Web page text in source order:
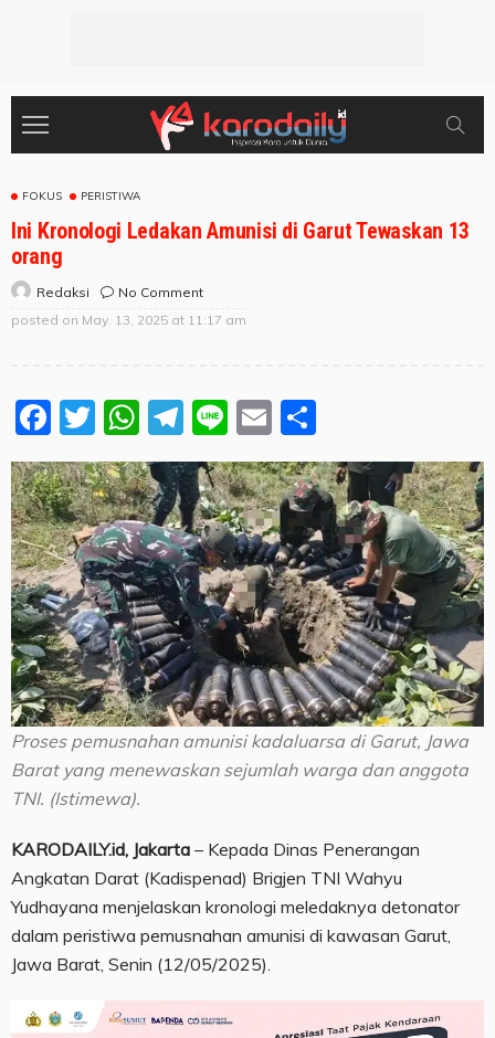
FOKUS PERISTIWA
Ini Kronologi Ledakan Amunisi di Garut Tewaskan 13
orang
Redaksi
No Comment
posted on May. 13, 2025 at 11:17 am
Facebook
Twitter
WhatsApp
Telegram
LineEmail
Proses pemusnahan amunisi kadaluarsa di Garut, Jawa
Barat yang menewaskan sejumlah warga dan anggota
TNI. (Istimewa).
KARODAILY.id, Jakarta – Kepada Dinas Penerangan
Angkatan Darat (Kadispenad) Brigjen TNI Wahyu
Yudhayana menjelaskan kronologi meledaknya detonator
dalam peristiwa pemusnahan amunisi di kawasan Garut,
Jawa Barat, Senin (12/05/2025).